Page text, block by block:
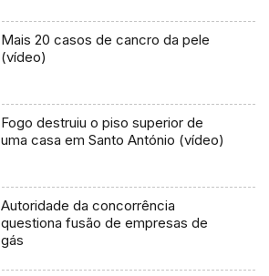
Mais 20 casos de cancro da pele
(vídeo)
Fogo destruiu o piso superior de
uma casa em Santo António (vídeo)
Autoridade da concorrência
questiona fusão de empresas de
gás